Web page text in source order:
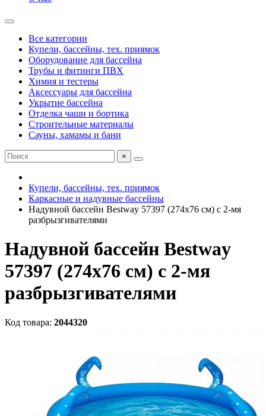
Все категории
Купели, бассейны, тех. приямок
Оборудование для бассейна
Трубы и фитинги ПВХ
Химия и тестеры
Аксессуары для бассейна
Укрытие бассейна
Отделка чаши и бортика
Строительные материалы
Сауны, хамамы и бани
×
Купели, бассейны, тех. приямок
Каркасные и надувные бассейны
Надувной бассейн Bestway 57397 (274x76 см) с 2-мя
разбрызгивателями
Надувной бассейн Bestway
57397 (274x76 см) с 2-мя
разбрызгивателями
Код товара: 2044320